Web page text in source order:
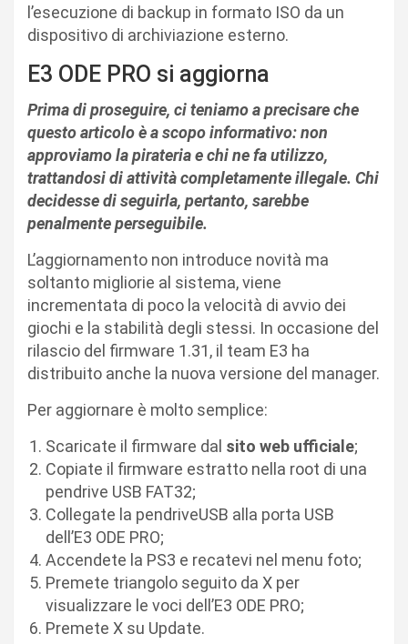
l’esecuzione di backup in formato ISO da un
dispositivo di archiviazione esterno.
E3 ODE PRO si aggiorna
Prima di proseguire, ci teniamo a precisare che
questo articolo è a scopo informativo: non
approviamo la pirateria e chi ne fa utilizzo,
trattandosi di attività completamente illegale. Chi
decidesse di seguirla, pertanto, sarebbe
penalmente perseguibile.
L’aggiornamento non introduce novità ma
soltanto migliorie al sistema, viene
incrementata di poco la velocità di avvio dei
giochi e la stabilità degli stessi. In occasione del
rilascio del firmware 1.31, il team E3 ha
distribuito anche la nuova versione del manager.
Per aggiornare è molto semplice:
Scaricate il firmware dal sito web ufficiale;
Copiate il firmware estratto nella root di una
pendrive USB FAT32;
Collegate la pendriveUSB alla porta USB
dell’E3 ODE PRO;
Accendete la PS3 e recatevi nel menu foto;
Premete triangolo seguito da X per
visualizzare le voci dell’E3 ODE PRO;
Premete X su Update.